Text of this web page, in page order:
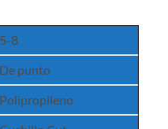
5-8
De punto
Polipropileno